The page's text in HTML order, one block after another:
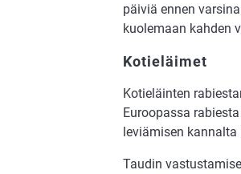
päiviä ennen
kuolemaan kahden
Kotieläimet
Kotieläinten
Euroopassa
leviämisen
Taudin